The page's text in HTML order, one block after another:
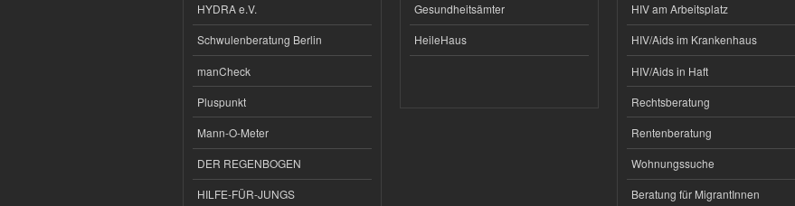
HYDRA e.V.
Schwulenberatung Berlin
manCheck
Pluspunkt
Mann-O-Meter
DER REGENBOGEN
HILFE-FÜR-JUNGS
Gesundheitsämter
HeileHaus
HIV am Arbeitsplatz
HIV/Aids im Krankenhaus
HIV/Aids in Haft
Rechtsberatung
Rentenberatung
Wohnungssuche
Beratung für MigrantInnen